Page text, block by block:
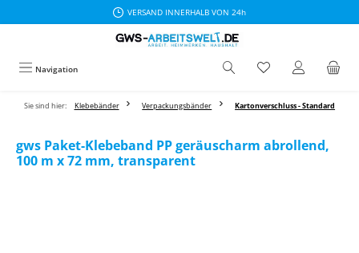
VERSAND INNERHALB VON 24h
Navigation
Sie sind hier: Klebebänder Verpackungsbänder Kartonverschluss - Standard
gws Paket-Klebeband PP geräuscharm abrollend,
100 m x 72 mm, transparent